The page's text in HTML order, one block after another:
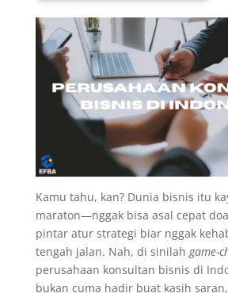
Kamu tahu, kan? Dunia bisnis itu
maraton—nggak bisa asal cepat
pintar atur strategi biar nggak
tengah jalan. Nah, di sinilah game-
perusahaan konsultan bisnis di
bukan cuma hadir buat kasih